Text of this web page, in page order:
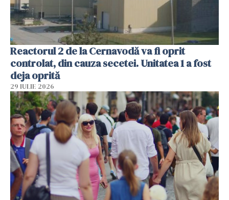
Reactorul 2 de la Cernavodă va fi oprit
controlat, din cauza secetei. Unitatea 1 a fost
deja oprită
29 IULIE 2026